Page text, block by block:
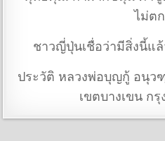
ไม่ต
ชาวญี่ปุ่นเชื่อว่ามีสิ่งนี้แ
ประวัติ หลวงพ่อบุญกู้ อนุว
เขตบางเขน ก